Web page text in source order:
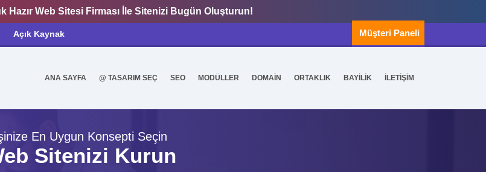
Hazır Web Sitesi Firması İle Sitenizi Bugün Oluşturun!
Açık Kaynak Müşteri Paneli
ANA SAYFA @ TASARIM SEÇ SEO MODÜLLER DOMAİN ORTAKLIK BAYİLİK İLETİŞİM
En Uygun Konsepti Seçin
Sitenizi Kurun